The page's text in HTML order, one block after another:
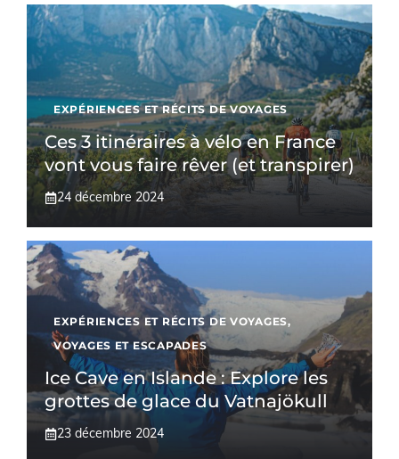
EXPÉRIENCES ET RÉCITS DE VOYAGES
Ces 3 itinéraires à vélo en France
vont vous faire rêver (et transpirer)
24 décembre 2024
EXPÉRIENCES ET RÉCITS DE VOYAGES,
VOYAGES ET ESCAPADES
Ice Cave en Islande : Explore les
grottes de glace du Vatnajökull
23 décembre 2024